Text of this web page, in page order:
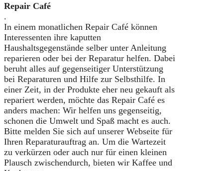
Repair Café
.
In einem monatlichen Repair Café können
Interessenten ihre kaputten
Haushaltsgegenstände selber unter Anleitung
reparieren oder bei der Reparatur helfen. Dabei
beruht alles auf gegenseitiger Unterstützung
bei Reparaturen und Hilfe zur Selbsthilfe. In
einer Zeit, in der Produkte eher neu gekauft als
repariert werden, möchte das Repair Café es
anders machen: Wir helfen uns gegenseitig,
schonen die Umwelt und Spaß macht es auch.
Bitte melden Sie sich auf unserer Webseite für
Ihren Reparaturauftrag an. Um die Wartezeit
zu verkürzen oder auch nur für einen kleinen
Plausch zwischendurch, bieten wir Kaffee und